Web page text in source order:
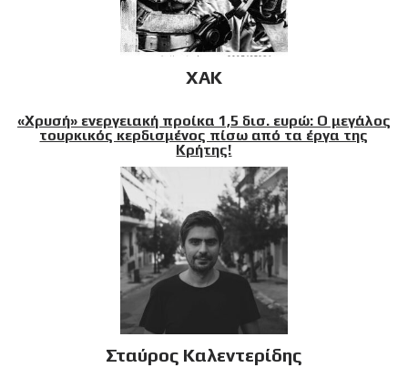
XAK
«Χρυσή» ενεργειακή προίκα 1,5 δισ. ευρώ: Ο μεγάλος
τουρκικός κερδισμένος πίσω από τα έργα της
Κρήτης!
Σταύρος Καλεντερίδης